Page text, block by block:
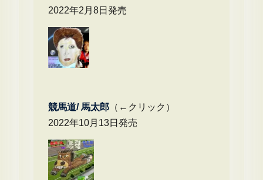
2022年2月8日発売
競馬道/ 馬太郎（←クリック）
2022年10月13日発売